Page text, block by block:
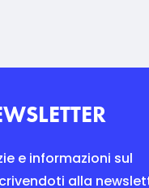
e informazioni sul
alla